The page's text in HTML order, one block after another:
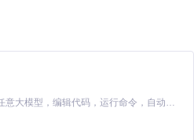
本引导功能
Claude Code 的开源替代方案。连接任意大模型，编辑代码，运行命令，自动验证 — 全自动执行。用 Rust 构建，极致性能。 ｜ An open-source alternative to Claude Code. Connect any LLM, edit code, run commands, and verify changes — autonomously. Built in Rust for speed. Get Started